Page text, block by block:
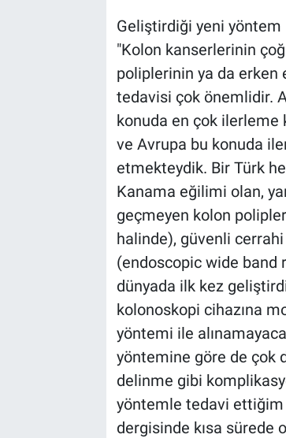
Geliştirdiği yeni yöntem
"Kolon kanserlerinin
poliplerinin ya da erken
tedavisi çok önemlidir.
konuda en çok
ve Avrupa bu konuda
etmekteydik. Bir Türk
Kanama eğilimi olan,
geçmeyen kolon
halinde), güvenli cerrahi
(endoscopic wide band
dünyada ilk kez
kolonoskopi cihazına
yöntemi ile
yöntemine göre de çok
delinme gibi
yöntemle tedavi ettiğim
dergisinde kısa sürede